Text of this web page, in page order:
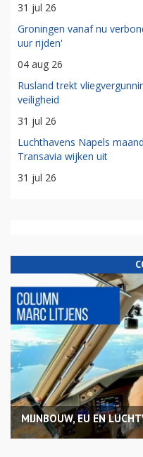
31 jul 26
Groningen vanaf nu
uur rijden'
04 aug 26
Rusland trekt
veiligheid
31 jul 26
Luchthavens Napels
Transavia wijken uit
31 jul 26
MIJNBOUW, EU EN